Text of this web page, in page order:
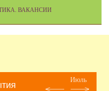
ВАКАНСИИ
Июль